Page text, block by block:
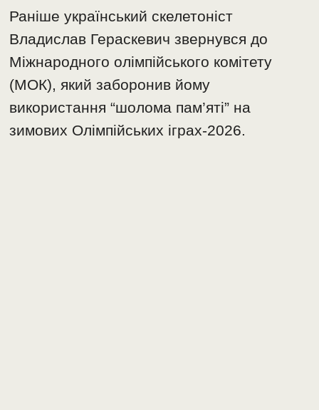
Раніше український скелетоніст
Владислав Гераскевич звернувся до
Міжнародного олімпійського комітету
(МОК), який заборонив йому
використання “шолома пам’яті” на
зимових Олімпійських іграх-2026.